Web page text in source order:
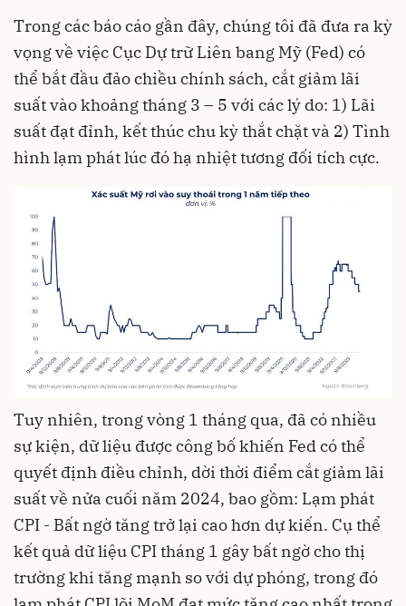
Trong các báo cáo gần đây, chúng tôi đã đưa ra kỳ
vọng về việc Cục Dự trữ Liên bang Mỹ (Fed) có
thể bắt đầu đảo chiều chính sách, cắt giảm lãi
suất vào khoảng tháng 3 – 5 với các lý do: 1) Lãi
suất đạt đỉnh, kết thúc chu kỳ thắt chặt và 2) Tình
hình lạm phát lúc đó hạ nhiệt tương đối tích cực.
Tuy nhiên, trong vòng 1 tháng qua, đã có nhiều
sự kiện, dữ liệu được công bố khiến Fed có thể
quyết định điều chỉnh, dời thời điểm cắt giảm lãi
suất về nửa cuối năm 2024, bao gồm: Lạm phát
CPI - Bất ngờ tăng trở lại cao hơn dự kiến. Cụ thể
kết quả dữ liệu CPI tháng 1 gây bất ngờ cho thị
trường khi tăng mạnh so với dự phóng, trong đó